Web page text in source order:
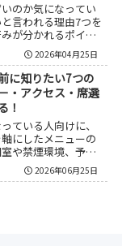
のか気になってい
言われる理由7つを
が分かれるポイン
やすい人、後悔しや
っておきたい選び方
こっこは一律にま
ケーキ感やたまご
価が割れやすい銘
っている。
2026年04月25日
に知りたい7つの
・アクセス・席選
！
ている人向けに、
にしたメニューの
や禁煙環境、予約
点まで整理しまし
くか迷う人や、家族
2026年06月25日